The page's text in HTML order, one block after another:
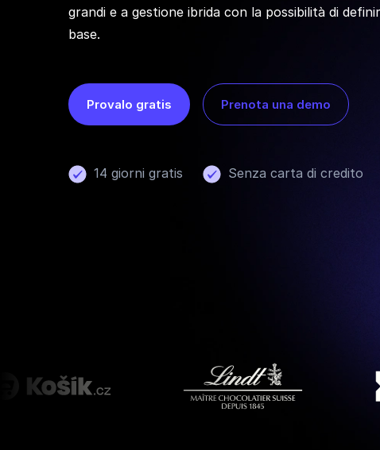
grandi e a gestione ibrida con la possibilità di
base.
Provalo gratis Prenota una demo
14 giorni gratis Senza carta di credito